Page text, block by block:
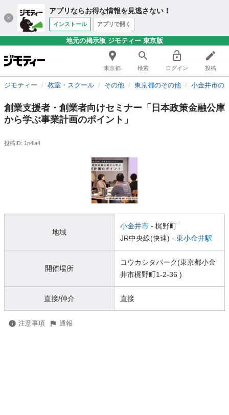
アプリならお得な情報を見逃さない！
インストール アプリで開く
地元の掲示板 ジモティー 東京版
東京都 検索 ログイン 投稿
ジモティー 教室・スクール その他 東京都のその他 小金井市の
創業支援者・創業者向けセミナー「日本政策金融公庫
から学ぶ事業計画のポイント」
投稿ID: 1p4la4
地域
小金井市 - 梶野町
JR中央線(快速) - 東小金井駅
開催場所
コウカシタパーク(東京都小金
井市梶野町1-2-36 )
直接/仲介 直接
注意事項 通報